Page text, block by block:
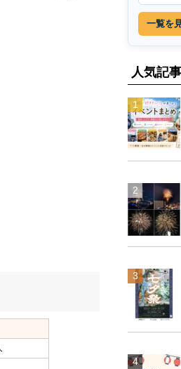
一覧を
人気記事